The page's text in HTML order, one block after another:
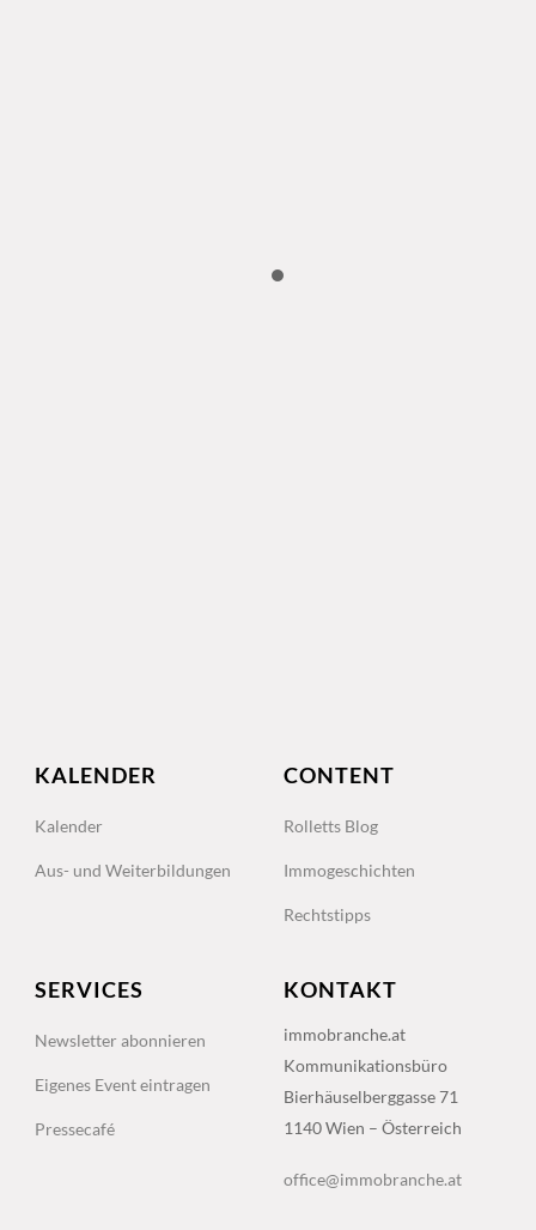
KALENDER
Kalender
Aus- und Weiterbildungen
CONTENT
Rolletts Blog
Immogeschichten
Rechtstipps
SERVICES
Newsletter abonnieren
Eigenes Event eintragen
Pressecafé
KONTAKT
immobranche.at
Kommunikationsbüro
Bierhäuselberggasse 71
1140 Wien – Österreich
office@immobranche.at